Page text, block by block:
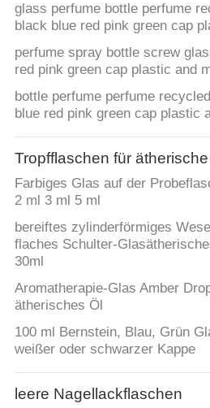
KONTAKT
MIT
UNS
NACHRICHT
FÄLLE
ANGEBOT
ANFORDERN
SITEMAP
PRIVACY
POLICY
glass perfume bottle perfume
black blue red pink green cap
perfume spray bottle screw
red pink green cap plastic and
bottle perfume perfume
blue red pink green cap plastic
Tropfflaschen für
Farbiges Glas auf der
2 ml 3 ml 5 ml
bereiftes zylinderförmiges
flaches Schulter-
30ml
Aromatherapie-Glas Amber
ätherisches Öl
100 ml Bernstein, Blau, Grün
weißer oder schwarzer Kappe
leere Nagellackflaschen